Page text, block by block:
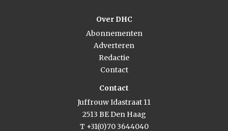
Over DHC
Abonnementen
Adverteren
Redactie
Contact
Contact
Juffrouw Idastraat 11
2513 BE Den Haag
T +31(0)70 3644040